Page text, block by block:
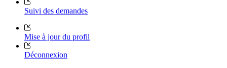
Suivi des demandes
Mise à jour du profil
Déconnexion